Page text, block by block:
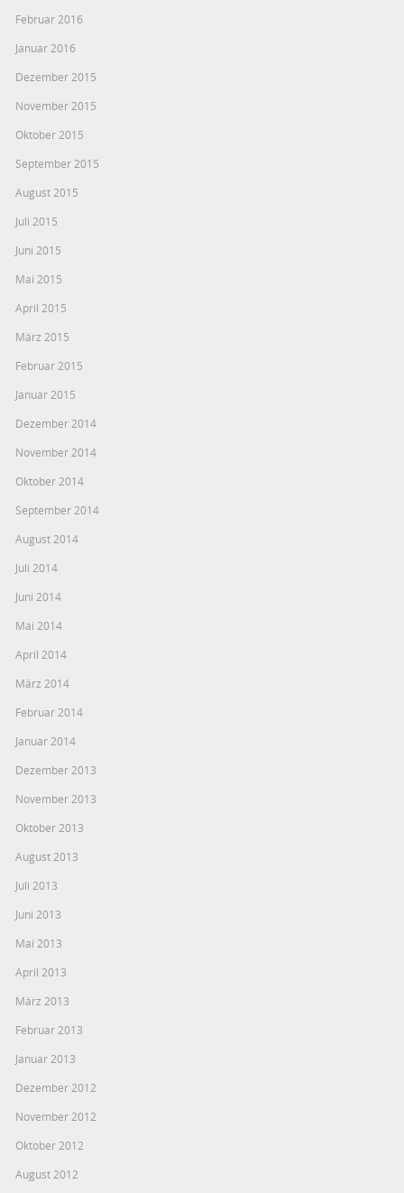
Februar 2016
Januar 2016
Dezember 2015
November 2015
Oktober 2015
September 2015
August 2015
Juli 2015
Juni 2015
Mai 2015
April 2015
März 2015
Februar 2015
Januar 2015
Dezember 2014
November 2014
Oktober 2014
September 2014
August 2014
Juli 2014
Juni 2014
Mai 2014
April 2014
März 2014
Februar 2014
Januar 2014
Dezember 2013
November 2013
Oktober 2013
August 2013
Juli 2013
Juni 2013
Mai 2013
April 2013
März 2013
Februar 2013
Januar 2013
Dezember 2012
November 2012
Oktober 2012
August 2012